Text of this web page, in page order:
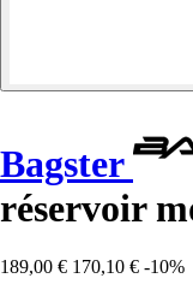
Bagster
réservoir
189,00 € 170,10 € -10%